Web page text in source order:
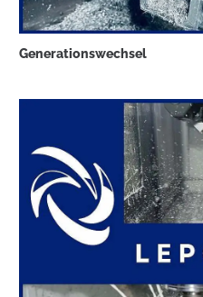
Generationswechsel